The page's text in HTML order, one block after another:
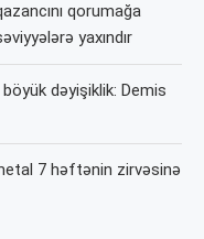
qorumağa
yaxındır
dəyişiklik: Demis
7 həftənin zirvəsinə